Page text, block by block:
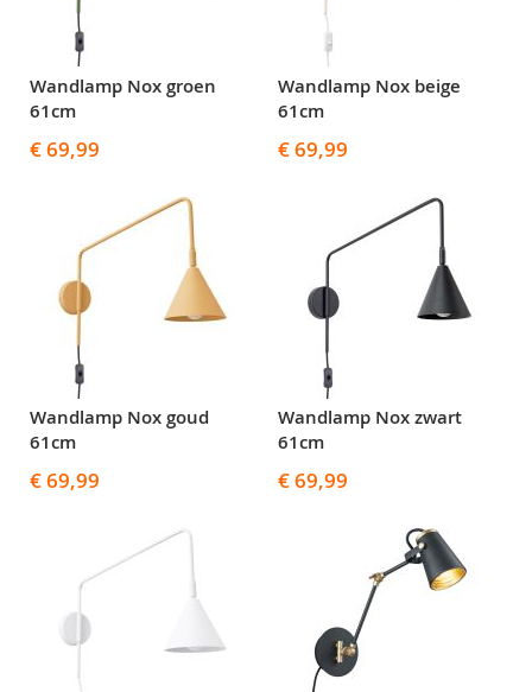
Wandlamp Nox groen
61cm
€ 69,99
Wandlamp Nox beige
61cm
€ 69,99
Wandlamp Nox goud
61cm
€ 69,99
Wandlamp Nox zwart
61cm
€ 69,99